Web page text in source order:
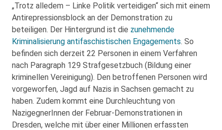
„Trotz alledem – Linke Politik verteidigen“ sich mit einem
Antirepressionsblock an der Demonstration zu
beteiligen. Der Hintergrund ist die zunehmende
Kriminalisierung antifaschistischen Engagements. So
befinden sich derzeit 22 Personen in einem Verfahren
nach Paragraph 129 Strafgesetzbuch (Bildung einer
kriminellen Vereinigung). Den betroffenen Personen wird
vorgeworfen, Jagd auf Nazis in Sachsen gemacht zu
haben. Zudem kommt eine Durchleuchtung von
NazigegnerInnen der Februar-Demonstrationen in
Dresden, welche mit über einer Millionen erfassten